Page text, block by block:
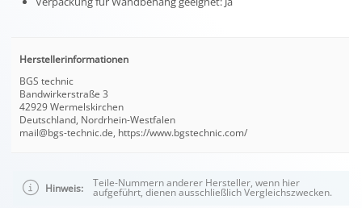
Herstellerinformationen
BGS technic
Bandwirkerstraße 3
42929 Wermelskirchen
Deutschland, Nordrhein-Westfalen
mail@bgs-technic.de, https://www.bgstechnic.com/
Hinweis: Teile-Nummern anderer Hersteller, wenn hier
aufgeführt, dienen ausschließlich Vergleichszwecken.